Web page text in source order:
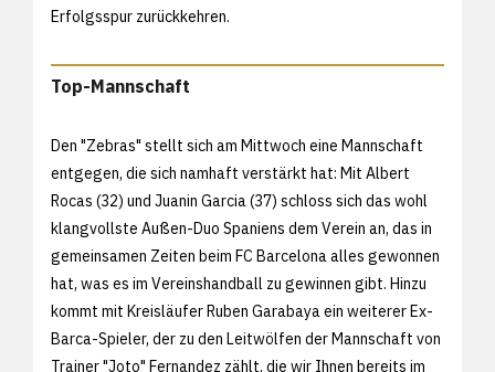
Erfolgsspur zurückkehren.
Top-Mannschaft
Den "Zebras" stellt sich am Mittwoch eine Mannschaft
entgegen, die sich namhaft verstärkt hat: Mit Albert
Rocas (32) und Juanin Garcia (37) schloss sich das wohl
klangvollste Außen-Duo Spaniens dem Verein an, das in
gemeinsamen Zeiten beim FC Barcelona alles gewonnen
hat, was es im Vereinshandball zu gewinnen gibt. Hinzu
kommt mit Kreisläufer Ruben Garabaya ein weiterer Ex-
Barca-Spieler, der zu den Leitwölfen der Mannschaft von
Trainer "Joto" Fernandez zählt, die wir Ihnen bereits im